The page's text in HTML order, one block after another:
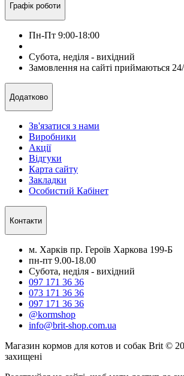
Графік роботи
Пн-Пт 9:00-18:00
Субота, неділя - вихідний
Замовлення на сайті приймаються
Додатково
Зв'язатися з нами
Виробники
Акції
Відгуки
Карта сайту
Закладки
Особистий Кабінет
Контакти
м. Харків пр. Героїв Харкова 199-Б
пн-пт 9.00-18.00
Субота, неділя - вихідний
097 171 36 36
073 171 36 36
097 171 36 36
@kormshop
info@brit-shop.com.ua
Магазин кормов для котов и собак Brit ©
захищені